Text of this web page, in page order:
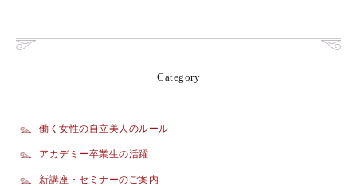
Category
働く女性の自立美人のルール
アカデミー卒業生の活躍
新講座・セミナーのご案内